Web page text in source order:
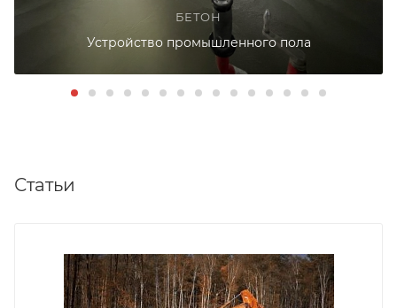
БЕТОН
Устройство промышленного пола
Статьи